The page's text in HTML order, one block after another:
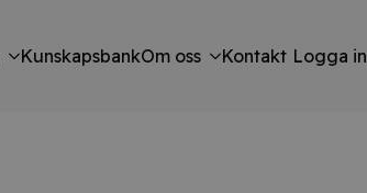
KunskapsbankOm oss Kontakt Logga in